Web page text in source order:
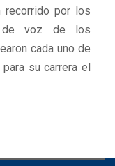
recorrido por los
de voz de los
cada uno de
su carrera el